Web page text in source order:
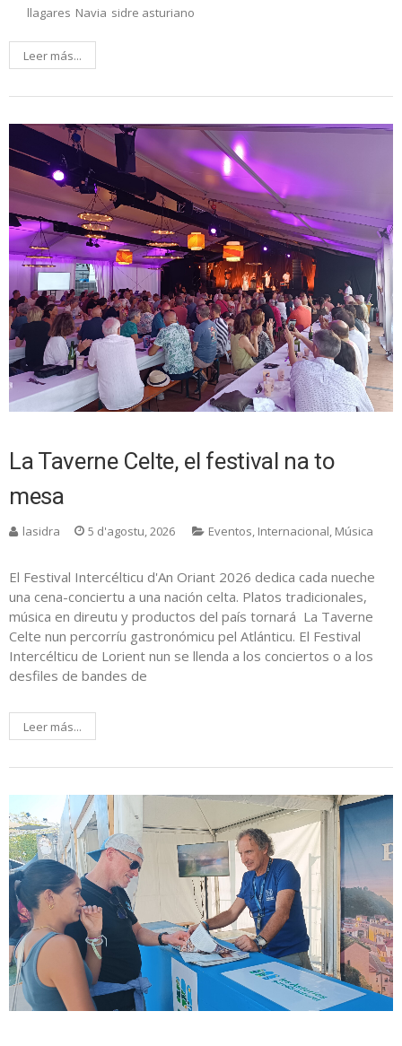
llagares Navia sidre asturiano
Leer más...
La Taverne Celte, el festival na to
mesa
lasidra 5 d'agostu, 2026 Eventos Internacional Música
El Festival Intercélticu d'An Oriant 2026 dedica cada nueche
una cena-conciertu a una nación celta. Platos tradicionales,
música en direutu y productos del país tornará La Taverne
Celte nun percorríu gastronómicu pel Atlánticu. El Festival
Intercélticu de Lorient nun se llenda a los conciertos o a los
desfiles de bandes de
Leer más...